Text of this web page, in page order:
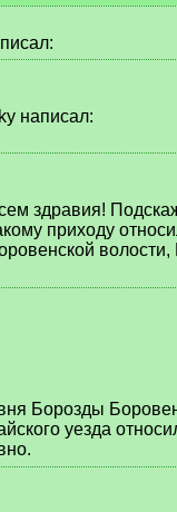
написал:
здравия!
приходу
волости,
Борозды
уезда